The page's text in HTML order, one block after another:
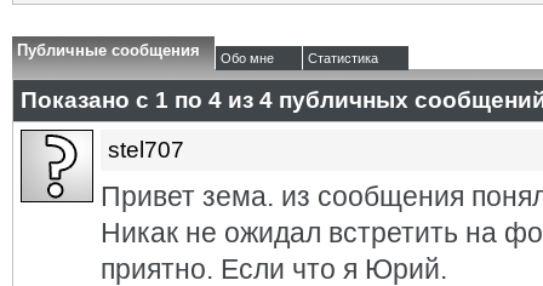
Публичные сообщения Обо мне Статистика
Показано с 1 по 4 из 4 публичных
stel707
Привет зема. из сообщения
Никак не ожидал встретить на
приятно. Если что я Юрий.